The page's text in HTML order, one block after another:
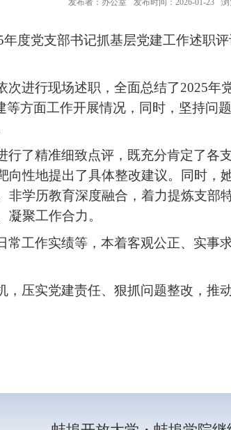
发布者：办公室 发布时间：2026-01-23 浏
年度党支部书记抓基层党建工作述职
进行现场述职，全面总结了2025
等方面工作开展情况，同时，坚持
行了精准细致点评，既充分肯定了各
向性地提出了具体整改建议。同时
学历教育深度融合，着力提炼支部
聚工作合力。
常工作实绩等，本着客观公正、实
，压实党建责任、狠抓问题整改，推